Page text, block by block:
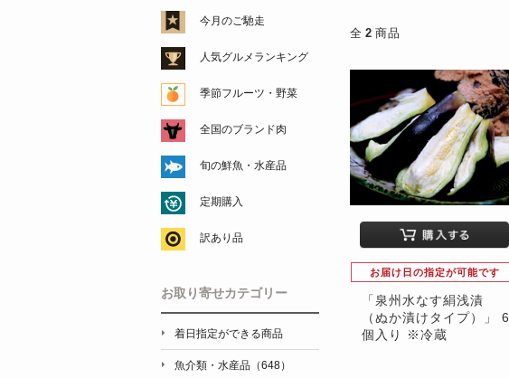
全 2 商品
お届け日の指定が可能です
「泉州水なす絹浅漬
（ぬか漬けタイプ）」 6
個入り ※冷蔵
今月のご馳走
人気グルメランキング
季節フルーツ・野菜
全国のブランド肉
旬の鮮魚・水産品
定期購入
訳あり品
お取り寄せカテゴリー
着日指定ができる商品
魚介類・水産品（648）